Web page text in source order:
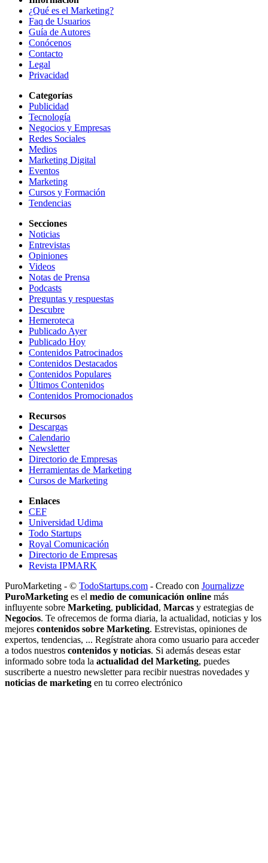
¿Qué es el Marketing?
Faq de Usuarios
Guía de Autores
Conócenos
Contacto
Legal
Privacidad
Categorías
Publicidad
Tecnología
Negocios y Empresas
Redes Sociales
Medios
Marketing Digital
Eventos
Marketing
Cursos y Formación
Tendencias
Secciones
Noticias
Entrevistas
Opiniones
Videos
Notas de Prensa
Podcasts
Preguntas y respuestas
Descubre
Hemeroteca
Publicado Ayer
Publicado Hoy
Contenidos Patrocinados
Contenidos Destacados
Contenidos Populares
Últimos Contenidos
Contenidos Promocionados
Recursos
Descargas
Calendario
Newsletter
Directorio de Empresas
Herramientas de Marketing
Cursos de Marketing
Enlaces
CEF
Universidad Udima
Todo Startups
Royal Comunicación
Directorio de Empresas
Revista IPMARK
PuroMarketing - © TodoStartups.com - Creado con Journalizze
PuroMarketing es el medio de comunicación online más
influyente sobre Marketing, publicidad, Marcas y estrategias de
Negocios. Te ofrecemos de forma diaria, la actualidad, noticias y los
mejores contenidos sobre Marketing. Estrevistas, opiniones de
expertos, tendencias, ... Regístrate ahora como usuario para acceder
a todos nuestros contenidos y noticias. Si además deseas estar
informado sobre toda la actualidad del Marketing, puedes
suscriberte a nuestro newsletter para recibir nuestras novedades y
noticias de marketing en tu correo electrónico